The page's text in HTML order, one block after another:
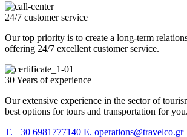
24/7 customer service
Our top priority is to create a long-term
offering 24/7 excellent customer service.
30 Years of experience
Our extensive experience in the sector of
best options for tours and transportation for you.
T. +30 6981777140 E. operations@travelco.gr